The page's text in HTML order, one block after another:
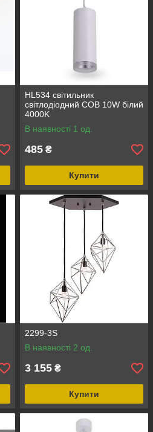
HL534 свiтильник
свiтлодiодний COB 10W білий
4000K
В наявності 1 од.
485 ₴
Купити
2299-3S
В наявності 2 од.
3 155 ₴
Купити